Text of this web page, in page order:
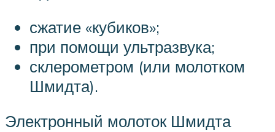
сжатие «кубиков»;
при помощи ультразвука;
склерометром (или молотком
Шмидта).
Электронный молоток Шмидта